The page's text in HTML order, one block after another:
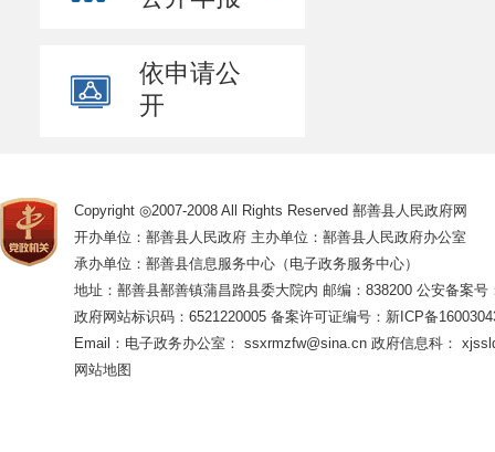
依申请公
开
Copyright ◎2007-2008 All Rights Reserved 鄯善县人民政府网
开办单位：鄯善县人民政府 主办单位：鄯善县人民政府办公室
承办单位：鄯善县信息服务中心（电子政务服务中心）
地址：鄯善县鄯善镇蒲昌路县委大院内 邮编：838200 公安备案号
政府网站标识码：6521220005 备案许可证编号：新ICP备
Email：电子政务办公室： ssxrmzfw@sina.cn 政府信息科：
网站地图